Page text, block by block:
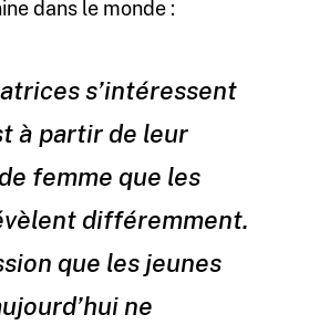
dans le monde :
s’intéressent
à partir de leur
femme que les
différemment.
que les jeunes
ne